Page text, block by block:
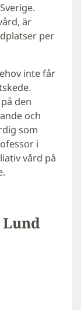
är
per
inte får
den
och
som
i
vård på